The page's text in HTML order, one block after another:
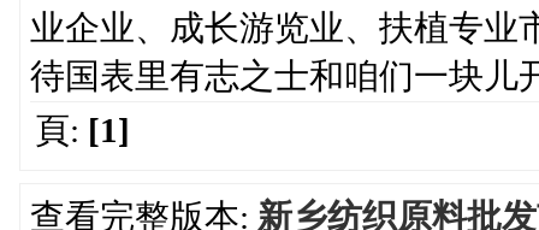
业企业、成长游览业、扶植专业
待国表里有志之士和咱们一块儿
頁: [1]
查看完整版本: 新乡纺织原料批